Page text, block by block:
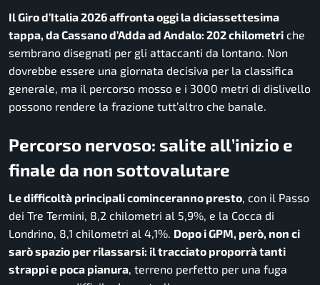
Il Giro d’Italia 2026 affronta oggi la diciassettesima
tappa, da Cassano d’Adda ad Andalo: 202 chilometri che
sembrano disegnati per gli attaccanti da lontano. Non
dovrebbe essere una giornata decisiva per la classifica
generale, ma il percorso mosso e i 3000 metri di dislivello
possono rendere la frazione tutt’altro che banale.
Percorso nervoso: salite all’inizio e
finale da non sottovalutare
Le difficoltà principali cominceranno presto, con il Passo
dei Tre Termini, 8,2 chilometri al 5,9%, e la Cocca di
Londrino, 8,1 chilometri al 4,1%. Dopo i GPM, però, non ci
sarò spazio per rilassarsi: il tracciato proporrà tanti
strappi e poca pianura, terreno perfetto per una fuga